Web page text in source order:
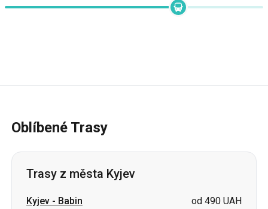
Kyjev- Leuchi
Kyjev-Kozhukhiv
cena na požádání